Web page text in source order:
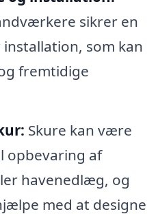
sikrer en
som kan
fremtidige
Skure kan være
opbevaring af
havenedlæg, og
med at designe